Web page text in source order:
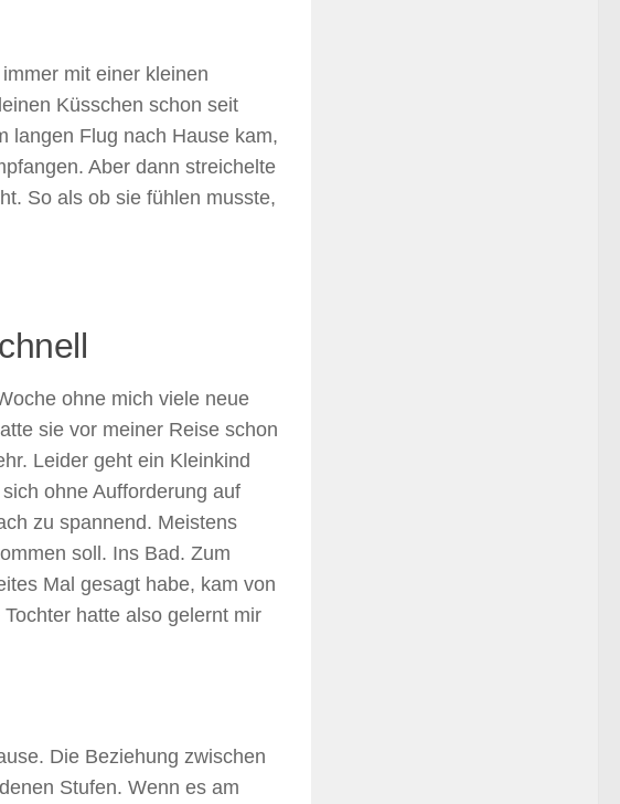
mit einer kleinen
Küsschen schon seit
langen Flug nach Hause kam,
Aber dann streichelte
So als ob sie fühlen musste,
ohne mich viele neue
sie vor meiner Reise schon
Leider geht ein Kleinkind
ohne Aufforderung auf
zu spannend. Meistens
soll. Ins Bad. Zum
Mal gesagt habe, kam von
hatte also gelernt mir
Die Beziehung zwischen
Stufen. Wenn es am